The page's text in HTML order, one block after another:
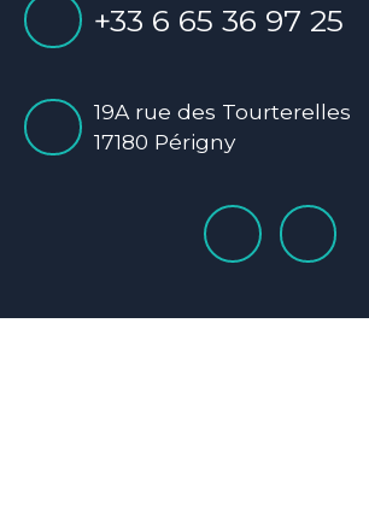
+33 6 65 36 97 25
19A rue des Tourterelles
17180 Périgny